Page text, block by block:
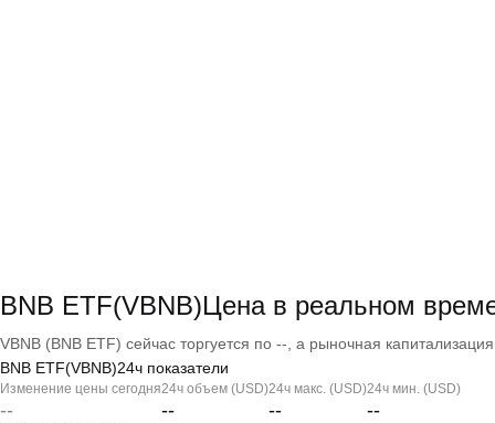
BNB ETF(VBNB)Цена в реальном
VBNB (BNB ETF) сейчас торгуется по --, а рыночная
BNB ETF(VBNB)24ч показатели
Изменение цены сегодня
--
24ч объем (USD)
--
24ч макс. (USD)
--
24ч мин. (USD)
--